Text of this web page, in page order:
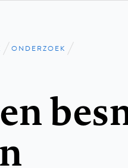
ONDERZOEK